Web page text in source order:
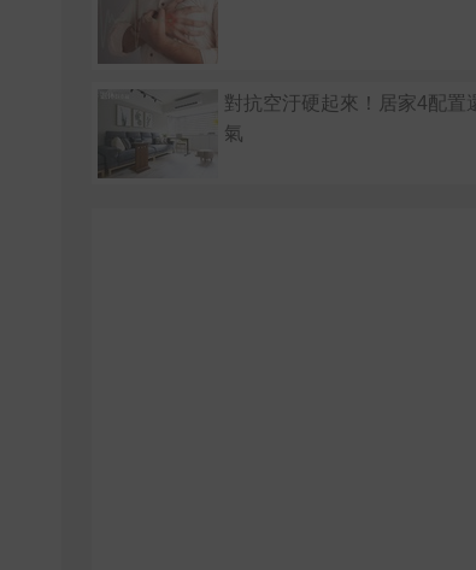
對抗空汙硬起來！居家4配置
氣